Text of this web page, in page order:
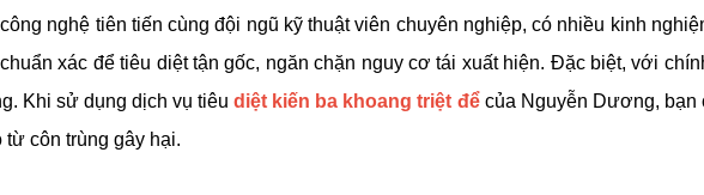
nghệ tiên tiến cùng đội ngũ kỹ thuật viên chuyên nghiệp, có nhiều kinh
xác để tiêu diệt tận gốc, ngăn chặn nguy cơ tái xuất hiện. Đặc biệt, với
Khi sử dụng dịch vụ tiêudiệt kiến ba khoang triệt đểcủa Nguyễn Dương, bạn
từ côn trùng gây hại.